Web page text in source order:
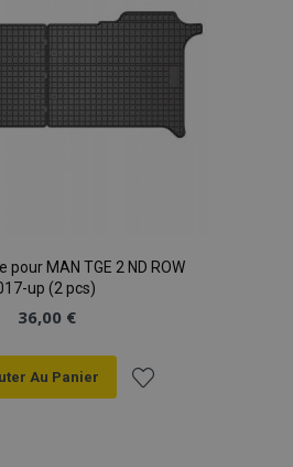
pour MAN TGE 2 ND ROW
up (2 pcs)
36,00 €
Au Panier